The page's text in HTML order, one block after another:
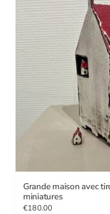
Grande maison avec
miniatures
€180.00